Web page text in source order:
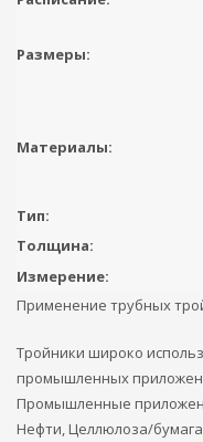
Размеры:
Материалы:
Тип:
Толщина:
Измерение:
Применение трубных
Тройники широко
промышленных
Промышленные
Нефти, Целлюлоза/